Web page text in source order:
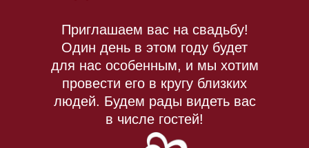
Приглашаем вас на свадьбу!
Один день в этом году будет
для нас особенным, и мы хотим
провести его в кругу близких
людей. Будем рады видеть вас
в числе гостей!